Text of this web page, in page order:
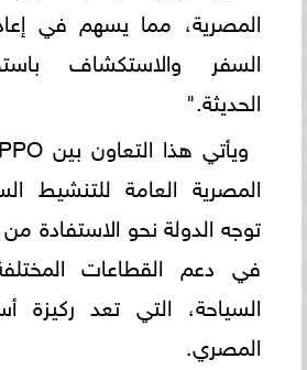
المصرية، مما يسهم في
السفر والاستكشاف
الحديثة."
المصرية العامة للتنشيط
توجه الدولة نحو الاستفادة من
في دعم القطاعات
السياحة، التي تعد ركيزة
المصري.